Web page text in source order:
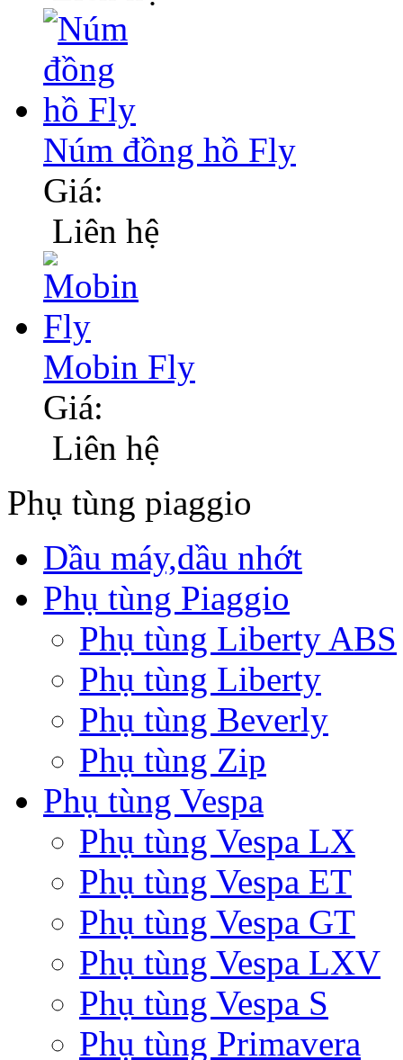
Núm đồng hồ Fly
Giá:
Liên hệ
Mobin Fly
Giá:
Liên hệ
Phụ tùng piaggio
Dầu máy,dầu nhớt
Phụ tùng Piaggio
Phụ tùng Liberty ABS
Phụ tùng Liberty
Phụ tùng Beverly
Phụ tùng Zip
Phụ tùng Vespa
Phụ tùng Vespa LX
Phụ tùng Vespa ET
Phụ tùng Vespa GT
Phụ tùng Vespa LXV
Phụ tùng Vespa S
Phụ tùng Primavera